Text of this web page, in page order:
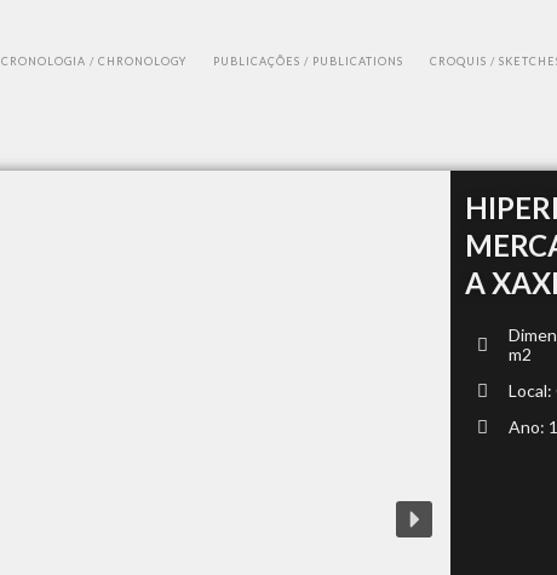
CRONOLOGIA / CHRONOLOGY PUBLICAÇÕES / PUBLICATIONS CROQUIS /
A
m2
Local:
Ano: